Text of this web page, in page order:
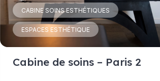
CABINE SOINS ESTHÉTIQUES
ESPACES ESTHÉTIQUE
Cabine de soins – Paris 2